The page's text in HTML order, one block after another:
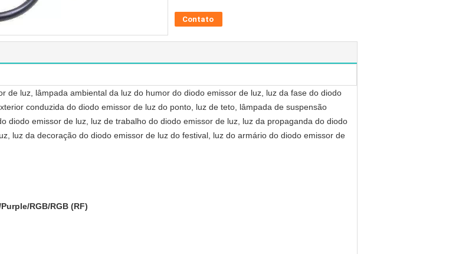
Contato
de luz, lâmpada ambiental da luz do humor do diodo emissor de luz, luz da fase do diodo
conduzida do diodo emissor de luz do ponto, luz de teto, lâmpada de suspensão
diodo emissor de luz, luz de trabalho do diodo emissor de luz, luz da propaganda do diodo
luz da decoração do diodo emissor de luz do festival, luz do armário do diodo emissor de
RGB/RGB (RF)